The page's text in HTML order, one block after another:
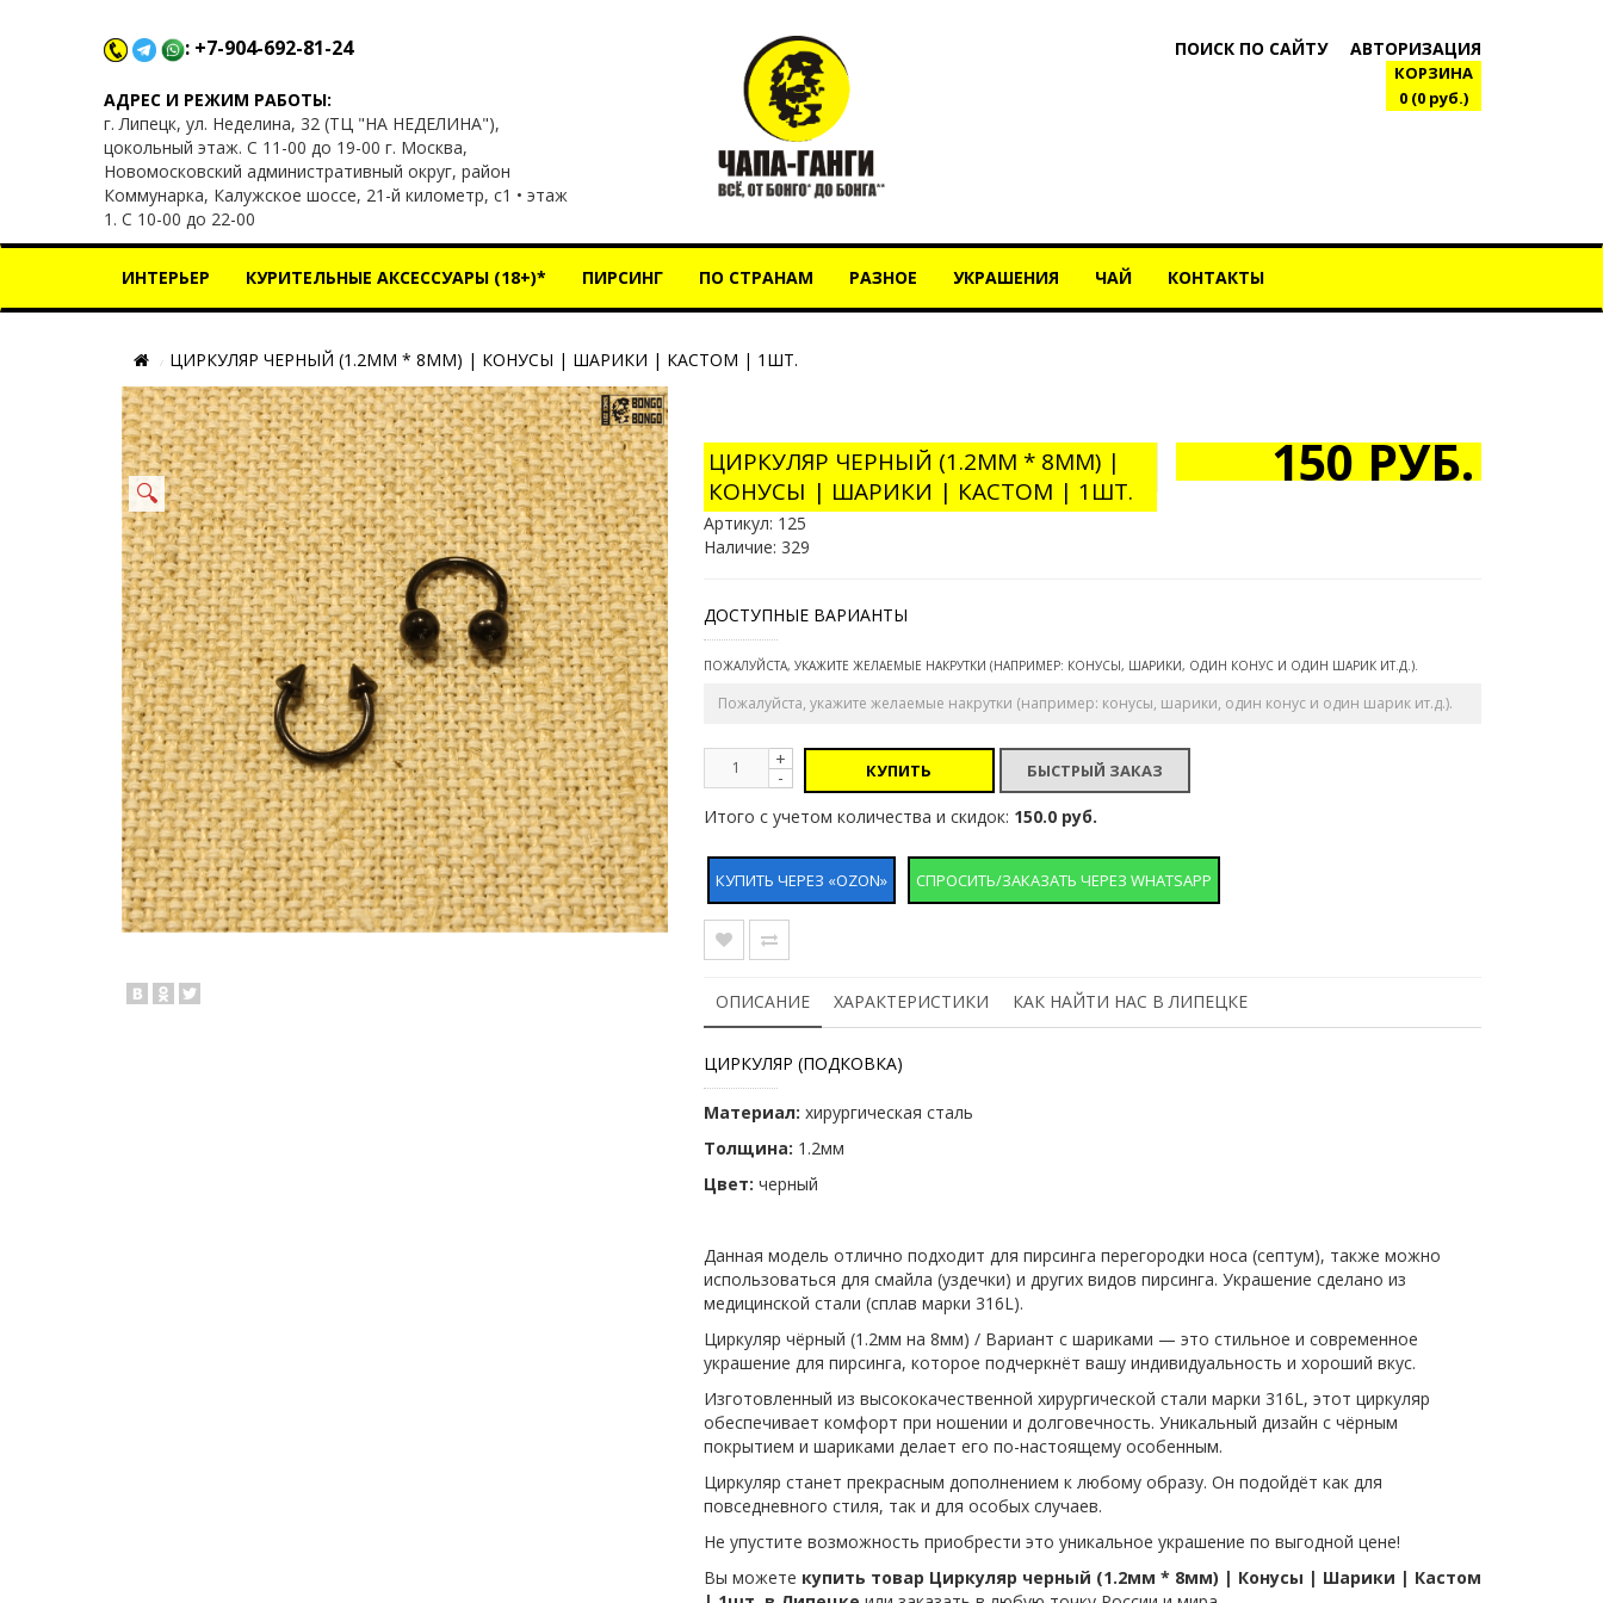
: +7-904-692-81-24
АДРЕС И РЕЖИМ РАБОТЫ:
г. Липецк, ул. Неделина, 32 (ТЦ "НА НЕДЕЛИНА"),
цокольный этаж. С 11-00 до 19-00 г. Москва,
Новомосковский административный округ, район
Коммунарка, Калужское шоссе, 21-й километр, с1 • этаж
1. С 10-00 до 22-00
ПОИСК ПО САЙТУ АВТОРИЗАЦИЯ
КОРЗИНА
0 (0 руб.)
ИНТЕРЬЕР КУРИТЕЛЬНЫЕ АКСЕССУАРЫ (18+)* ПИРСИНГ ПО СТРАНАМ РАЗНОЕ УКРАШЕНИЯ ЧАЙ КОНТАКТЫ
ЦИРКУЛЯР ЧЕРНЫЙ (1.2ММ * 8ММ) | КОНУСЫ | ШАРИКИ | КАСТОМ | 1ШТ.
🔍
ЦИРКУЛЯР ЧЕРНЫЙ (1.2ММ * 8ММ) |
КОНУСЫ | ШАРИКИ | КАСТОМ | 1ШТ.
Артикул: 125
Наличие: 329
150 РУБ.
ДОСТУПНЫЕ ВАРИАНТЫ
ПОЖАЛУЙСТА, УКАЖИТЕ ЖЕЛАЕМЫЕ НАКРУТКИ (НАПРИМЕР: КОНУСЫ, ШАРИКИ, ОДИН КОНУС И ОДИН ШАРИК ИТ.Д.).
+
- КУПИТЬ
Итого с учетом количества и скидок: 150.0 руб.
КУПИТЬ ЧЕРЕЗ «OZON» СПРОСИТЬ/ЗАКАЗАТЬ ЧЕРЕЗ WHATSAPP
ОПИСАНИЕ ХАРАКТЕРИСТИКИ КАК НАЙТИ НАС В ЛИПЕЦКЕ
ЦИРКУЛЯР (ПОДКОВКА)
Материал: хирургическая сталь
Толщина: 1.2мм
Цвет: черный
Данная модель отлично подходит для пирсинга перегородки носа (септум), также можно
использоваться для смайла (уздечки) и других видов пирсинга. Украшение сделано из
медицинской стали (сплав марки 316L).
Циркуляр чёрный (1.2мм на 8мм) / Вариант с шариками — это стильное и современное
украшение для пирсинга, которое подчеркнёт вашу индивидуальность и хороший вкус.
Изготовленный из высококачественной хирургической стали марки 316L, этот циркуляр
обеспечивает комфорт при ношении и долговечность. Уникальный дизайн с чёрным
покрытием и шариками делает его по-настоящему особенным.
Циркуляр станет прекрасным дополнением к любому образу. Он подойдёт как для
повседневного стиля, так и для особых случаев.
Не упустите возможность приобрести это уникальное украшение по выгодной цене!
Вы можете купить товар Циркуляр черный (1.2мм * 8мм) | Конусы | Шарики | Кастом